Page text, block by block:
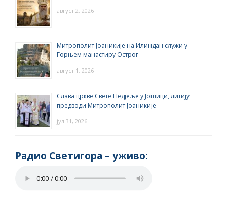
август 2, 2026
Митрополит Јоаникије на Илиндан служи у
Горњем манастиру Острог
август 1, 2026
Слава цркве Свете Недјеље у Јошици, литију
предводи Митрополит Јоаникије
јул 31, 2026
Радио Светигора – yживо: